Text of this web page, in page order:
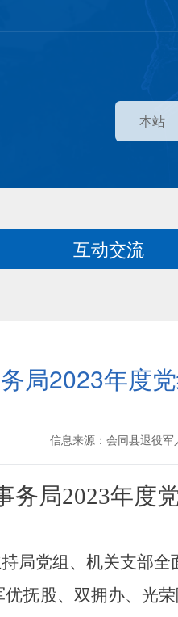
本站
互动交流
局2023年度
信息来源：会同县退役军
务局2023年度
局党组、机关支部全
抚股、双拥办、光